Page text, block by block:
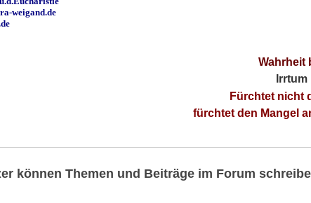
weigand.de
Wahrheit
Fürchtet nicht
fürchtet den Mangel
können Themen und Beiträge im Forum